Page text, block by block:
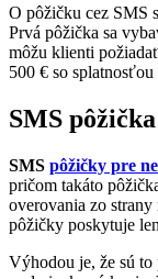
O pôžičku cez SMS
Prvá pôžička sa
môžu klienti
500 € so
SMS
SMS pôžičky pre
pričom takáto
overovania zo
pôžičky poskytuje
Výhodou je, že sú